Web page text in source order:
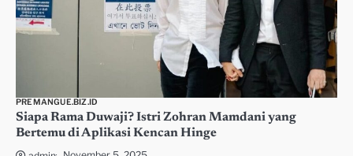
PREMANGUE.BIZ.ID
Siapa Rama Duwaji? Istri Zohran Mamdani yang
Bertemu di Aplikasi Kencan Hinge